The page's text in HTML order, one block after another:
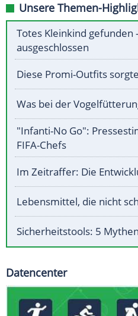
Unsere Themen-
Totes Kleinkind gefunden
ausgeschlossen
Diese Promi-Outfits
Was bei der
"Infanti-No Go":
FIFA-Chefs
Im Zeitraffer: Die
Lebensmittel, die nicht
Sicherheitstools: 5
Datencenter